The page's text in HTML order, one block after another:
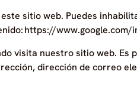
sitio web. Puedes
https://
visita nuestro sitio web. Es
dirección de correo